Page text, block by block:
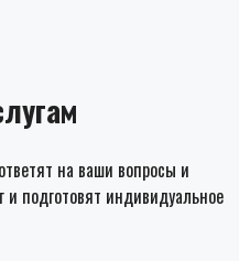
на ваши вопросы и
и подготовят индивидуальное